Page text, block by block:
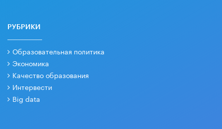
РУБРИКИ
Образовательная политика
Экономика
Качество образования
Интервести
Big data